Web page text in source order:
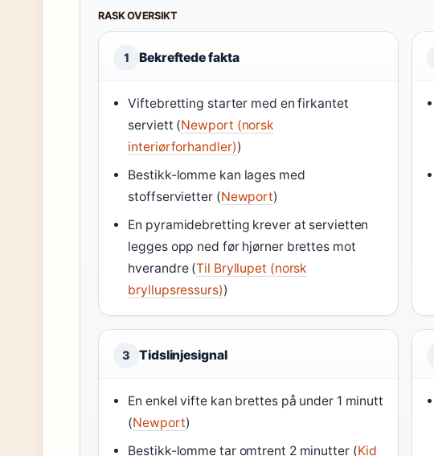
RASK OVERSIKT
1 Bekreftede fakta
Viftebretting starter med en firkantet
serviett (Newport (norsk
interiørforhandler))
Bestikk-lomme kan lages med
stoffservietter (Newport)
En pyramidebretting krever at servietten
legges opp ned før hjørner brettes mot
hverandre (Til Bryllupet (norsk
bryllupsressurs))
3 Tidslinjesignal
En enkel vifte kan brettes på under 1 minutt
(Newport)
Bestikk-lomme tar omtrent 2 minutter (Kid